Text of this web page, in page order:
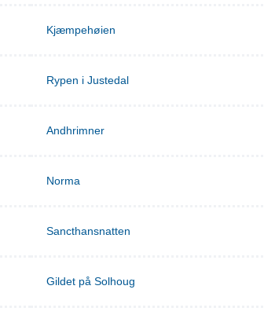
Kjæmpehøien
Rypen i Justedal
Andhrimner
Norma
Sancthansnatten
Gildet på Solhoug